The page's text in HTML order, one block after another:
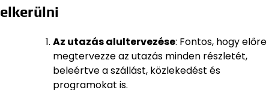
elkerülni
Az utazás alultervezése: Fontos, hogy előre
megtervezze az utazás minden részletét,
beleértve a szállást, közlekedést és
programokat is.